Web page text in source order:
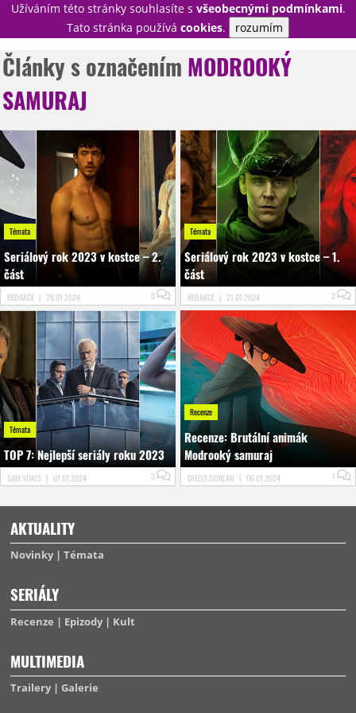
Užíváním této stránky souhlasíte s všeobecnými podmínkami.
Tato stránka používá cookies. rozumím
PŘIHLÁSIT
NOVINKY
RECENZE
EPIZODY
KULT
TRAILERY
GALERIE
DISKUZE
STATISTIKY
TIRÁŽ
Články s označením MODROOKÝ
SAMURAJ
Témata
Seriálový rok 2023 v kostce – 2.
část
REDAKCE | 28.01.2024 0
Témata
Seriálový rok 2023 v kostce – 1.
část
REDAKCE | 21.01.2024 2
Témata
TOP 7: Nejlepší seriály roku 2023
SAM.VIMES | 07.01.2024 3
Recenze
Recenze: Brutální animák
Modrooký samuraj
DIEGO.DORLAN | 06.01.2024 1
AKTUALITY
Novinky Témata
SERIÁLY
Recenze Epizody Kult
MULTIMEDIA
Trailery Galerie